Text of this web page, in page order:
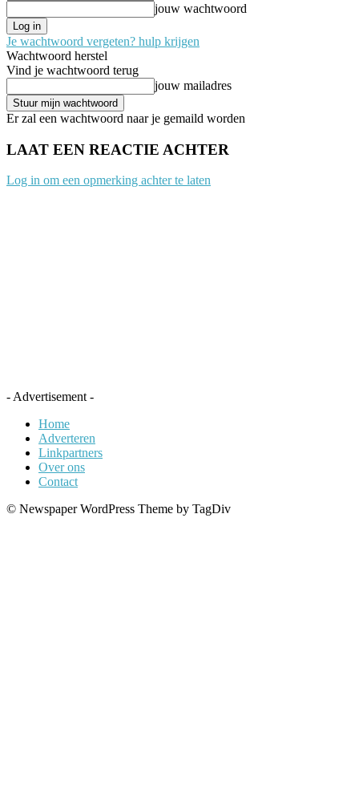
jouw wachtwoord
Je wachtwoord vergeten? hulp krijgen
Wachtwoord herstel
Vind je wachtwoord terug
jouw mailadres
Er zal een wachtwoord naar je gemaild worden
LAAT EEN REACTIE ACHTER
Log in om een opmerking achter te laten
- Advertisement -
Home
Adverteren
Linkpartners
Over ons
Contact
© Newspaper WordPress Theme by TagDiv